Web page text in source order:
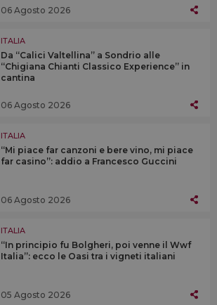
06 Agosto 2026
ITALIA
Da “Calici Valtellina” a Sondrio alle
“Chigiana Chianti Classico Experience” in
cantina
06 Agosto 2026
ITALIA
“Mi piace far canzoni e bere vino, mi piace
far casino”: addio a Francesco Guccini
06 Agosto 2026
ITALIA
“In principio fu Bolgheri, poi venne il Wwf
Italia”: ecco le Oasi tra i vigneti italiani
05 Agosto 2026